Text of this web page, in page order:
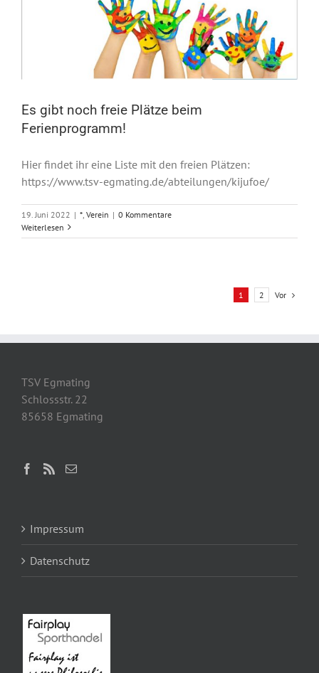
Es gibt noch freie Plätze beim
Ferienprogramm!
Hier findet ihr eine Liste mit den freien Plätzen:
https://www.tsv-egmating.de/abteilungen/kijufoe/
19. Juni 2022 | * Verein | 0 Kommentare
Weiterlesen
1 2 Vor
TSV Egmating
Schlossstr. 22
85658 Egmating
Impressum
Datenschutz